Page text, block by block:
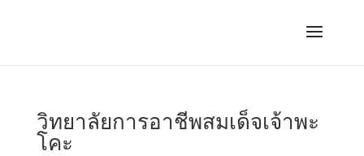
วิทยาลัยการอาชีพสมเด็จเจ้าพะ
โคะ